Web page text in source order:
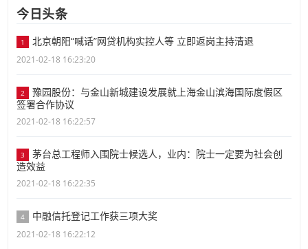
今日头条
1 北京朝阳“喊话”网贷机构实控人等 立即返岗主持清退
2021-02-18 16:23:20
2
豫园股份：与金山新城建设发展就上海金山滨海国际度假区
签署合作协议
2021-02-18 16:22:57
3
茅台总工程师入围院士候选人，业内：院士一定要为社会创
造效益
2021-02-18 16:22:35
4 中融信托登记工作获三项大奖
2021-02-18 16:22:12